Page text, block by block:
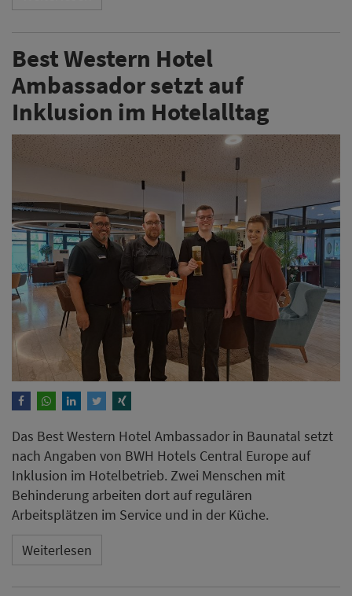
Best Western Hotel
Ambassador setzt auf
Inklusion im Hotelalltag
Das Best Western Hotel Ambassador in Baunatal setzt
nach Angaben von BWH Hotels Central Europe auf
Inklusion im Hotelbetrieb. Zwei Menschen mit
Behinderung arbeiten dort auf regulären
Arbeitsplätzen im Service und in der Küche.
Weiterlesen